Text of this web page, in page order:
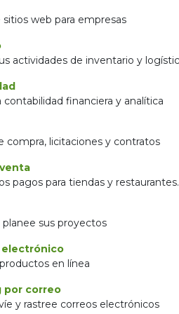
sitios web para empresas
actividades de inventario y
contabilidad financiera y analítica
compra, licitaciones y contratos
pagos para tiendas y restaurantes.
planee sus proyectos
electrónico
en línea
por correo
y rastree correos electrónicos